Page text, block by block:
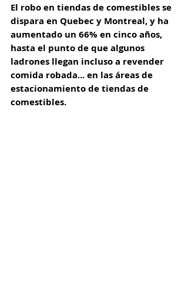
El robo en tiendas de comestibles se
dispara en Quebec y Montreal, y ha
aumentado un 66% en cinco años,
hasta el punto de que algunos
ladrones llegan incluso a revender
comida robada... en las áreas de
estacionamiento de tiendas de
comestibles.